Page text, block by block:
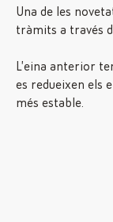
Una de les
tràmits a través
L’eina anterior
es redueixen els
més estable.